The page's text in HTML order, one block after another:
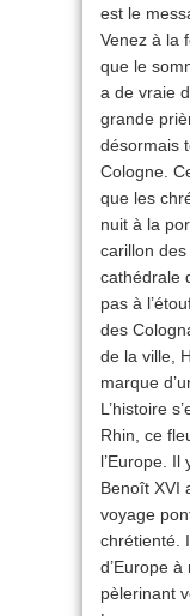
est le
Venez à la
que le
a de vraie
grande
désormais
Cologne.
que les
nuit à la
carillon
cathédrale
pas à
des
de la ville,
marque
L’histoire
Rhin, ce
l’Europe.
Benoît XVI
voyage
chrétienté.
d’Europe
pèlerinant